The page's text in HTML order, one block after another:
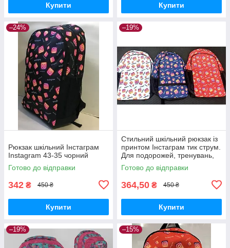
Купити Купити
–24%
Рюкзак шкільний Інстаграм
Instagram 43-35 чорний
Готово до відправки
342 ₴ 450 ₴
Купити
–19%
Стильний шкільний рюкзак із
принтом Інстаграм тик струм.
Для подорожей, тренувань,
навчання
Готово до відправки
364,50 ₴ 450 ₴
Купити
–19% –15%